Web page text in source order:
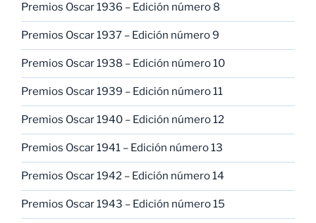
Premios Oscar 1936 – Edición número 8
Premios Oscar 1937 – Edición número 9
Premios Oscar 1938 – Edición número 10
Premios Oscar 1939 – Edición número 11
Premios Oscar 1940 – Edición número 12
Premios Oscar 1941 – Edición número 13
Premios Oscar 1942 – Edición número 14
Premios Oscar 1943 – Edición número 15